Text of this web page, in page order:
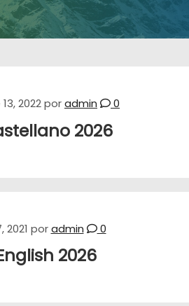
2022poradmin 0
2026
2021 poradmin 0
2026